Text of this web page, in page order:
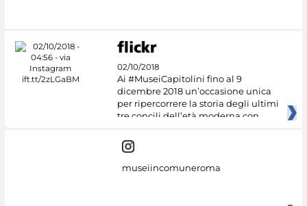
02/10/2018
Ai #MuseiCapitolini fino al 9
dicembre 2018 un’occasione unica
per ripercorrere la storia degli ultimi
tre concili dell’età moderna con
museiincomuneroma